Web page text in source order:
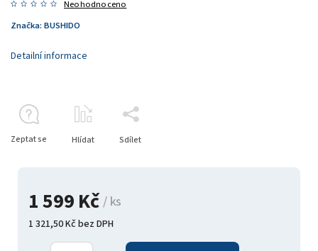
Neohodnoceno
Značka: BUSHIDO
1 599 Kč/ ks
1 321,50 Kč bez DPH
Detailní informace
Zeptat se Hlídat Sdílet